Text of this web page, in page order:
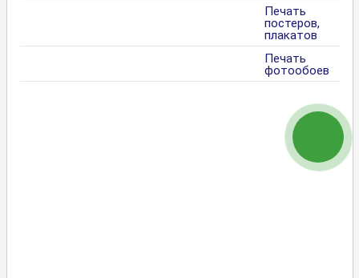
Печать
постеров,
плакатов
Печать
фотообоев